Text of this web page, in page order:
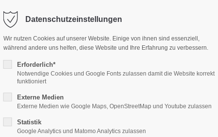
/ 365days
376-293 City Road, Suite 600
KONZEPT MASSNAHMEN
Datenschutzeinstellungen
Wir nutzen Cookies auf unserer Website. Einige von ihnen sind essenziell,
während andere uns helfen, diese Website und Ihre Erfahrung zu verbessern.
Erforderlich*
Notwendige Cookies und Google Fonts zulassen damit die Website korrekt
funktioniert
Externe Medien
Externe Medien wie Google Maps, OpenStreetMap und Youtube zulassen
Statistik
Google Analytics und Matomo Analytics zulassen